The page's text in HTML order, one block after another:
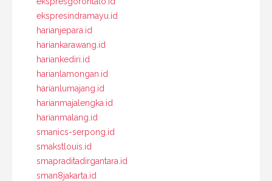
ekspresindramayu.id
harianjepara.id
hariankarawang.id
hariankediri.id
harianlamongan.id
harianlumajang.id
harianmajalengka.id
harianmalang.id
smanics-serpong.id
smakstlouis.id
smapraditadirgantara.id
sman8jakarta.id